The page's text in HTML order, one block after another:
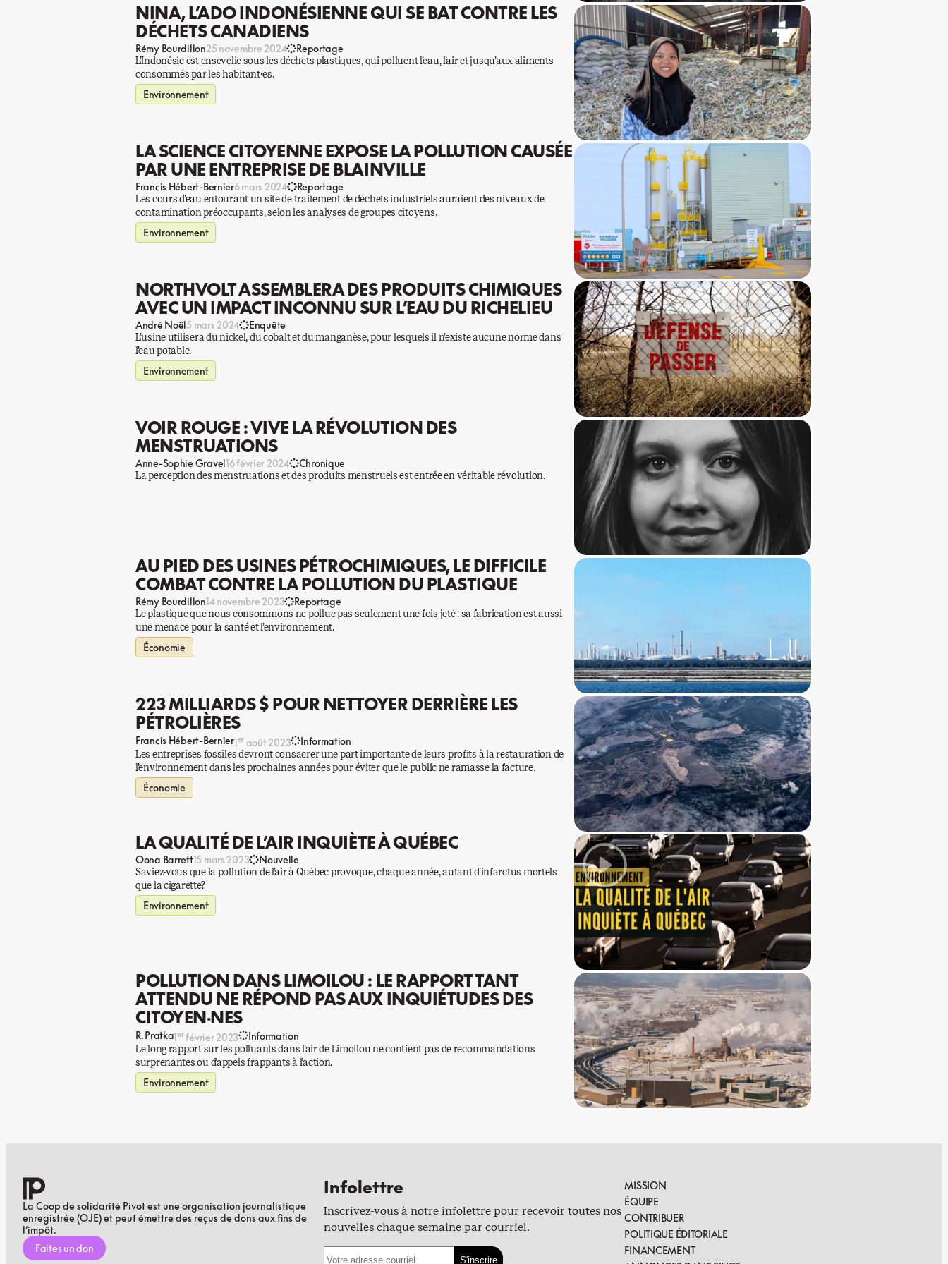
NINA, L’ADO INDONÉSIENNE QUI SE BAT CONTRE LES
DÉCHETS CANADIENS
Rémy Bourdillon25 novembre 2024 Reportage
L’Indonésie est ensevelie sous les déchets plastiques, qui polluent l’eau, l’air et jusqu’aux aliments
consommés par les habitant·es.
Environnement
LA SCIENCE CITOYENNE EXPOSE LA POLLUTION CAUSÉE
PAR UNE ENTREPRISE DE BLAINVILLE
Francis Hébert-Bernier6 mars 2024 Reportage
Les cours d’eau entourant un site de traitement de déchets industriels auraient des niveaux de
contamination préoccupants, selon les analyses de groupes citoyens.
Environnement
NORTHVOLT ASSEMBLERA DES PRODUITS CHIMIQUES
AVEC UN IMPACT INCONNU SUR L’EAU DU RICHELIEU
André Noël5 mars 2024 Enquête
L’usine utilisera du nickel, du cobalt et du manganèse, pour lesquels il n’existe aucune norme dans
l’eau potable.
Environnement
VOIR ROUGE : VIVE LA RÉVOLUTION DES
MENSTRUATIONS
Anne-Sophie Gravel16 février 2024 Chronique
La perception des menstruations et des produits menstruels est entrée en véritable révolution.
AU PIED DES USINES PÉTROCHIMIQUES, LE DIFFICILE
COMBAT CONTRE LA POLLUTION DU PLASTIQUE
Rémy Bourdillon14 novembre 2023 Reportage
Le plastique que nous consommons ne pollue pas seulement une fois jeté : sa fabrication est aussi
une menace pour la santé et l’environnement.
Économie
223 MILLIARDS $ POUR NETTOYER DERRIÈRE LES
PÉTROLIÈRES
Francis Hébert-Bernier1er août 2023 Information
Les entreprises fossiles devront consacrer une part importante de leurs profits à la restauration de
l’environnement dans les prochaines années pour éviter que le public ne ramasse la facture.
Économie
LA QUALITÉ DE L’AIR INQUIÈTE À QUÉBEC
Oona Barrett15 mars 2023 Nouvelle
Saviez-vous que la pollution de l’air à Québec provoque, chaque année, autant d’infarctus mortels
que la cigarette?
Environnement
POLLUTION DANS LIMOILOU : LE RAPPORT TANT
ATTENDU NE RÉPOND PAS AUX INQUIÉTUDES DES
CITOYEN·NES
R. Pratka1erfévrier 2023 Information
Le long rapport sur les polluants dans l’air de Limoilou ne contient pas de recommandations
surprenantes ou d’appels frappants à l’action.
Environnement
La Coop de solidarité Pivot est une organisation journalistique
enregistrée (OJE) et peut émettre des reçus de dons aux fins de
l’impôt.
Faites un don
Infolettre
Inscrivez-vous à notre infolettre pour recevoir toutes nos
nouvelles chaque semaine par courriel.
MISSION
ÉQUIPE
CONTRIBUER
POLITIQUE ÉDITORIALE
FINANCEMENT